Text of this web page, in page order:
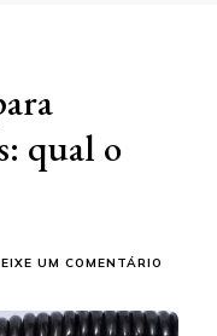
qual o
UM COMENTÁRIO
PARA